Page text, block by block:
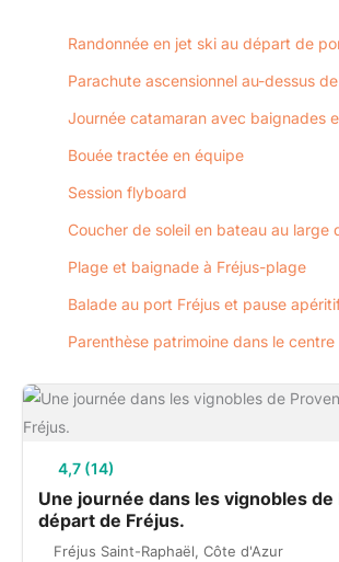
Randonnée en jet ski au départ de
Parachute ascensionnel au-dessus
Journée catamaran avec baignades
Bouée tractée en équipe
Session flyboard
Coucher de soleil en bateau au large
Plage et baignade à Fréjus-plage
Balade au port Fréjus et pause
Parenthèse patrimoine dans le
4,7 (14)
Une journée dans les vignobles de
départ de Fréjus.
Fréjus Saint-Raphaël, Côte d'Azur